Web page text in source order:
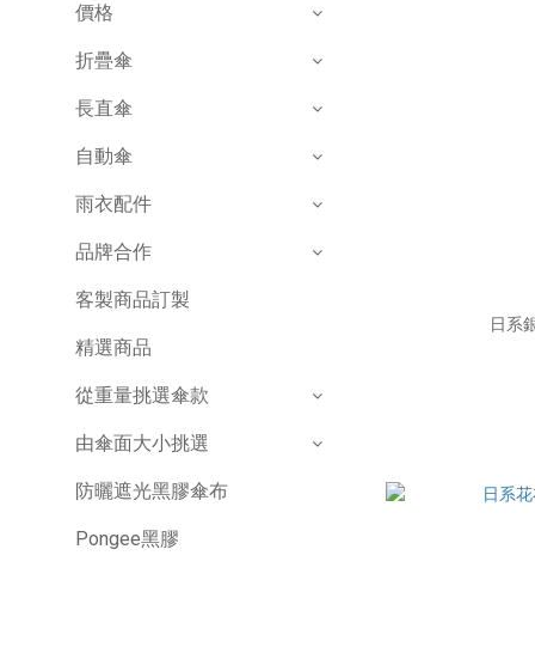
價格
折疊傘
長直傘
自動傘
雨衣配件
品牌合作
客製商品訂製
精選商品
從重量挑選傘款
由傘面大小挑選
防曬遮光黑膠傘布
Pongee黑膠
日系